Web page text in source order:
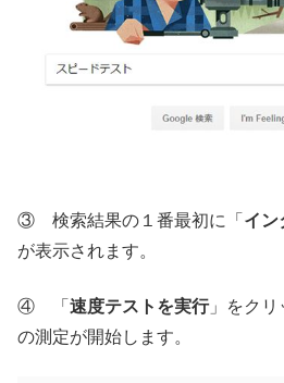
③ 検索結果の１番最初に「 イン
が表示されます。
④ 「 速度テストを実行」をクリ
の測定が開始します。